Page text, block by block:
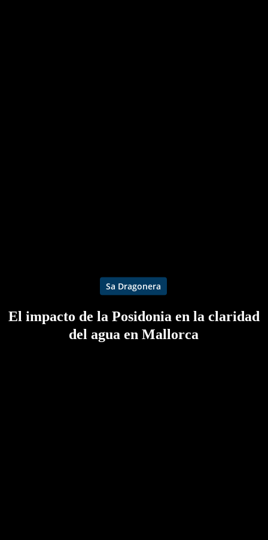
Sa Dragonera
El impacto de la Posidonia en la claridad
del agua en Mallorca